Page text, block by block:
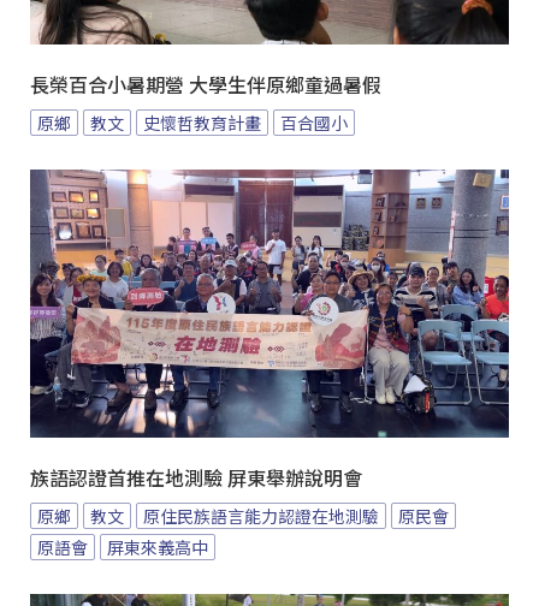
長榮百合小暑期營 大學生伴原鄉童過暑假
原鄉 教文 史懷哲教育計畫 百合國小
族語認證首推在地測驗 屏東舉辦說明會
原鄉 教文 原住民族語言能力認證在地測驗
原民會
原語會
屏東來義高中